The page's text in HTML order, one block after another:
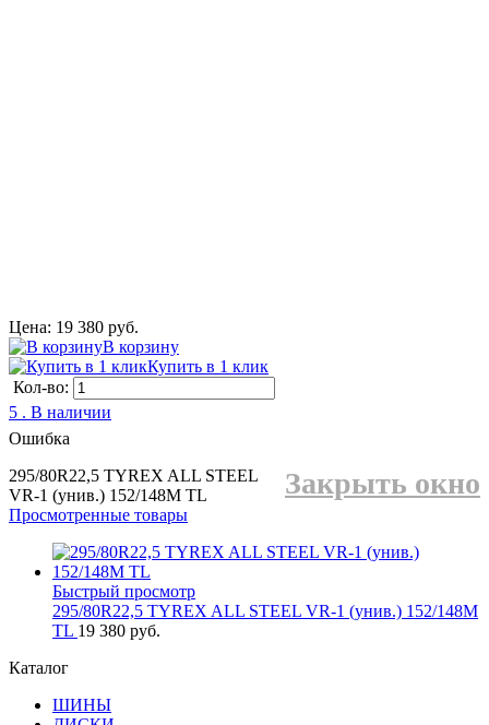
Цена: 19 380 руб.
В корзину
Купить в 1 клик
Кол-во:
5 . В наличии
Ошибка
Закрыть окно
295/80R22,5 TYREX ALL STEEL
VR-1 (унив.) 152/148M TL
Просмотренные товары
Быстрый просмотр
295/80R22,5 TYREX ALL STEEL VR-1 (унив.) 152/148M
TL 19 380 руб.
Каталог
ШИНЫ